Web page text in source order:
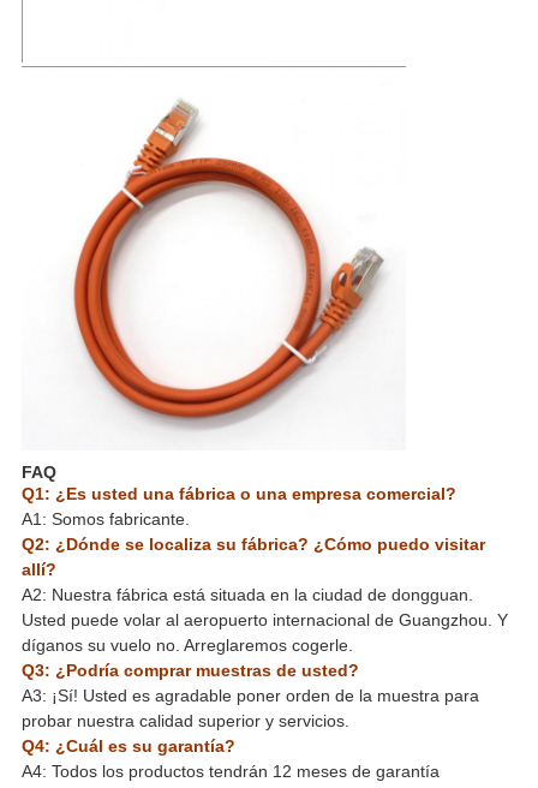
FAQ
Q1: ¿Es usted una fábrica o una empresa comercial?
A1: Somos fabricante.
Q2: ¿Dónde se localiza su fábrica? ¿Cómo puedo visitar
allí?
A2: Nuestra fábrica está situada en la ciudad de dongguan.
Usted puede volar al aeropuerto internacional de Guangzhou. Y
díganos su vuelo no. Arreglaremos cogerle.
Q3: ¿Podría comprar muestras de usted?
A3: ¡Sí! Usted es agradable poner orden de la muestra para
probar nuestra calidad superior y servicios.
Q4: ¿Cuál es su garantía?
A4: Todos los productos tendrán 12 meses de garantía